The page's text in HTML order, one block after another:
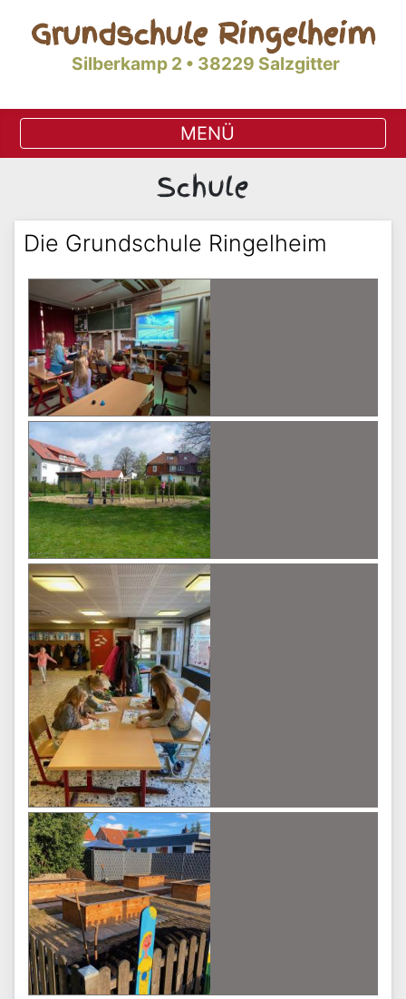
Grundschule Ringelheim
Silberkamp 2 • 38229 Salzgitter
Schule
Die Grundschule Ringelheim